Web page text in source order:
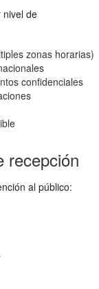
nivel de
zonas horarias)
confidenciales
recepción
al público: